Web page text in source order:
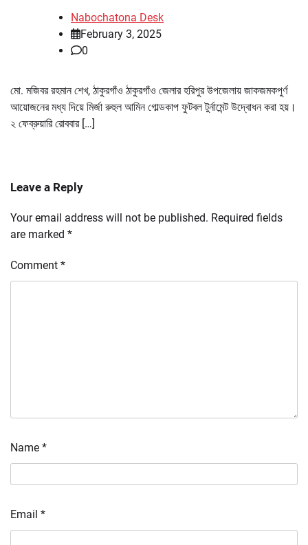
Nabochatona Desk
February 3, 2025
0
মো. মজিবর রহমান শেখ, ঠাকুরগাঁও ঠাকুরগাঁও জেলার হরিপুর উপজেলায় জাকজমকপুর্ণ
আয়োজনের মধ্য দিয়ে মির্জা রুহুল আমিন গোল্ডকাপ ফুটবল টুর্নামেন্ট উদ্বোধন করা হয়।
২ ফেব্রুয়ারি রোববার […]
Leave a Reply
Your email address will not be published. Required fields
are marked *
Comment *
Name *
Email *